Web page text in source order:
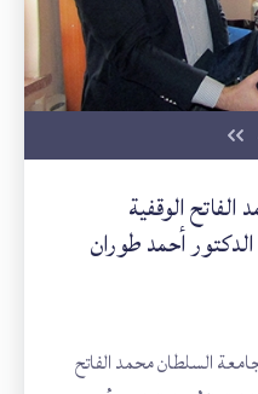
الوقفية
أحمد طوران
السلطان محمد الفاتح